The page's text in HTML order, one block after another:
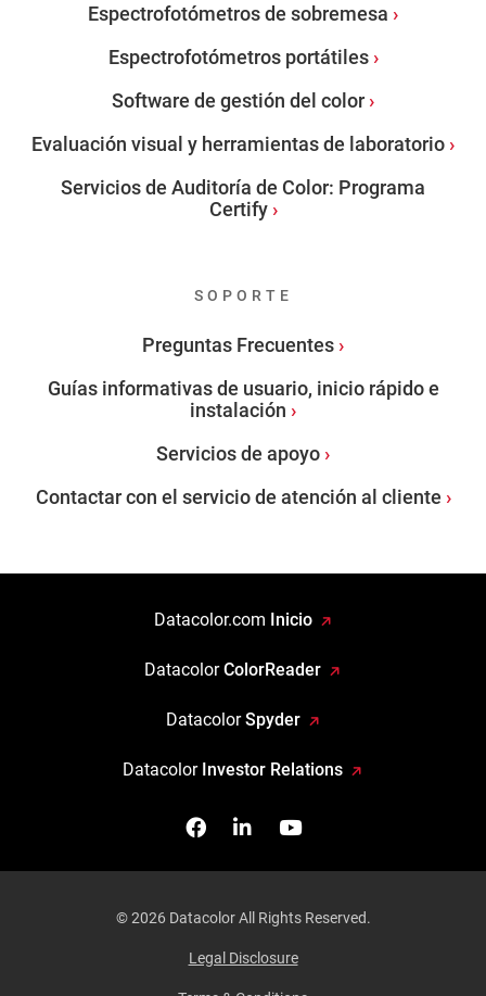
Espectrofotómetros de sobremesa
Espectrofotómetros portátiles
Software de gestión del color
Evaluación visual y herramientas de laboratorio
Servicios de Auditoría de Color: Programa
Certify
SOPORTE
Preguntas Frecuentes
Guías informativas de usuario, inicio rápido e
instalación
Servicios de apoyo
Contactar con el servicio de atención al cliente
Datacolor.com Inicio
DatacolorColorReader
DatacolorSpyder
Datacolor Investor Relations
FacebookSíganos en Linkedin
Míranos en YouTube
© 2026 Datacolor All Rights Reserved.
Legal Disclosure